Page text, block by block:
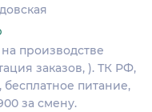
производстве
заказов, ). ТК РФ,
бесплатное питание,
за смену.